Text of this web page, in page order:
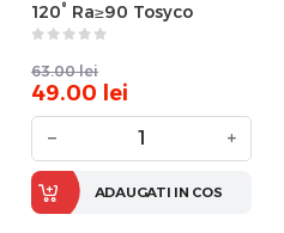
120° Ra≥90 Tosyco
63.00 lei
49.00 lei
− +
ADAUGATI IN COS